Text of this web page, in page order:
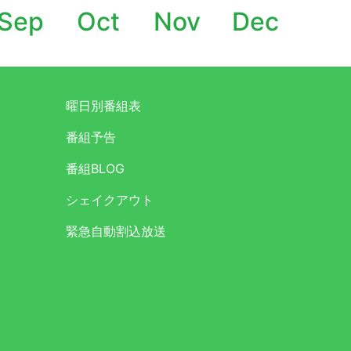
Oct Nov Dec
曜日別番組表
番組予告
番組BLOG
シェイクアウト
緊急自動割込放送